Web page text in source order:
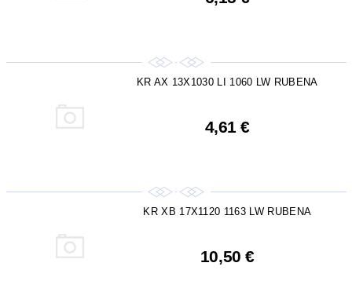
KR AX 13X1030 LI 1060 LW RUBENA
4,61 €
KR XB 17X1120 1163 LW RUBENA
10,50 €